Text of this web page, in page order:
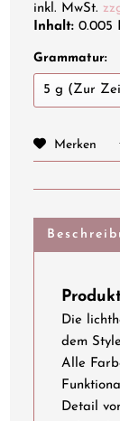
inkl. MwSt.
Inhalt: 0.005
Grammatur:
Merken
Die
dem
Alle
Detail